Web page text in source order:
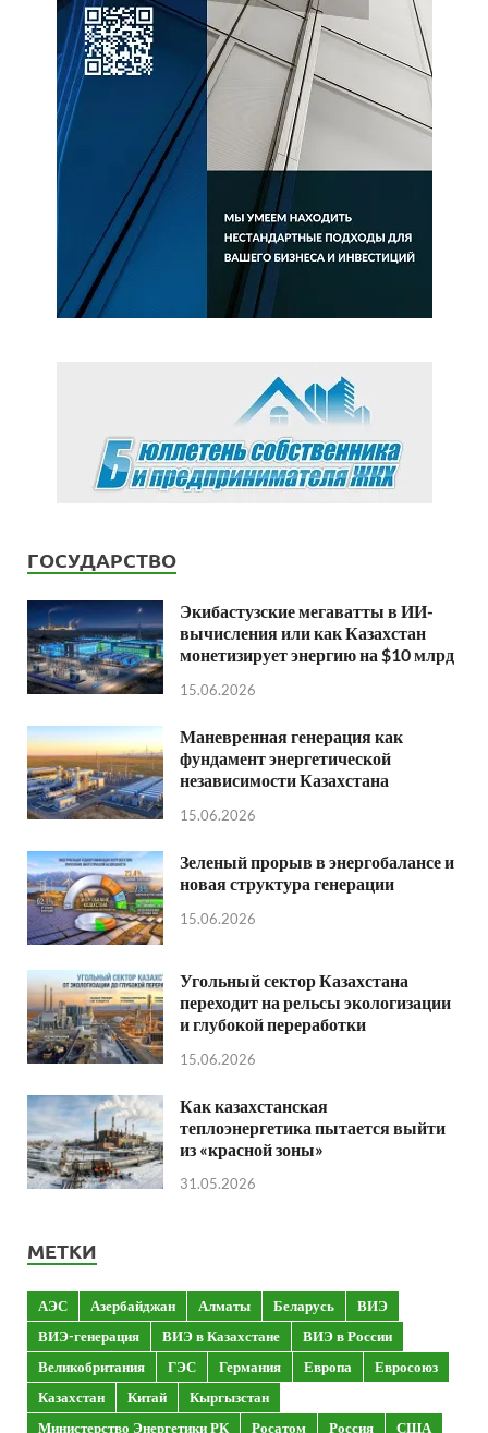
ГОСУДАРСТВО
Экибастузские мегаватты в ИИ-
вычисления или как Казахстан
монетизирует энергию на $10 млрд
15.06.2026
Маневренная генерация как
фундамент энергетической
независимости Казахстана
15.06.2026
Зеленый прорыв в энергобалансе и
новая структура генерации
15.06.2026
Угольный сектор Казахстана
переходит на рельсы экологизации
и глубокой переработки
15.06.2026
Как казахстанская
теплоэнергетика пытается выйти
из «красной зоны»
31.05.2026
МЕТКИ
АЭС Азербайджан Алматы Беларусь
ВИЭ
ВИЭ-генерация
ВИЭ в Казахстане
ВИЭ в России
Великобритания
ГЭС Германия Европа
Евросоюз
Казахстан
Китай
Кыргызстан
Министерство Энергетики РК
Росатом Россия
США